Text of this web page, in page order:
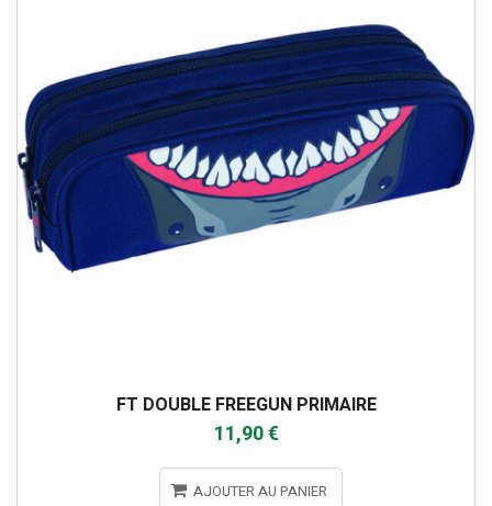
FT DOUBLE FREEGUN PRIMAIRE
11,90 €
AJOUTER AU PANIER